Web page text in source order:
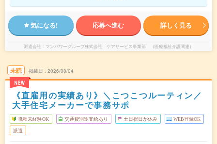
気になる! 応募へ進む 詳しく見る
派遣会社 マンパワーグループ株式会社 ケアサービス事業部 （医療福祉介護関連）
未読
NEW
掲載日 2026/08/04
《直雇用の実績あり》＼こつこつルーティン／
大手住宅メーカーで事務サポ
職種未経験OK 交通費別途支給あり 土日祝日が休み WEB登録OK
派遣